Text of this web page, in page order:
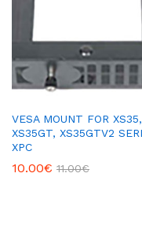
VESA MOUNT FOR XS35,
XS35GT, XS35GTV2
XPC
10.00€ 11.00€